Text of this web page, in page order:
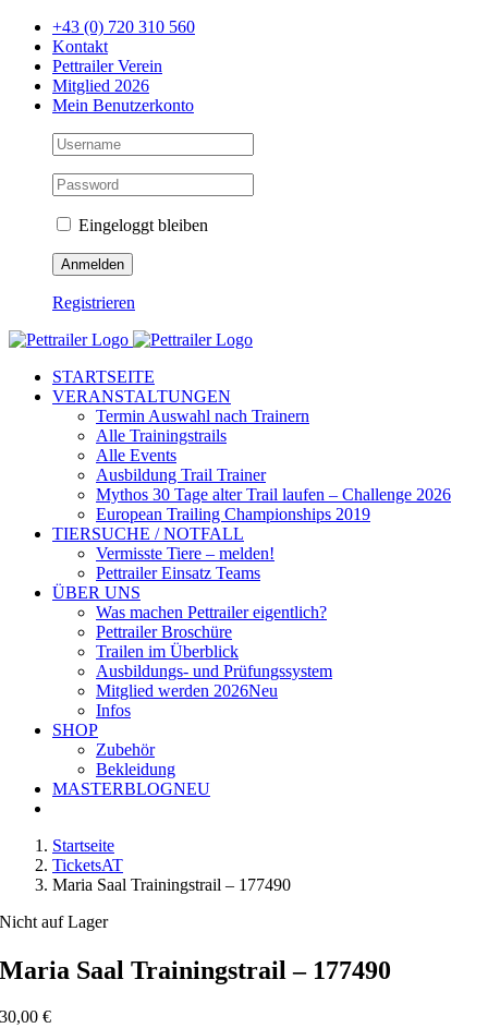
Zum
Inhalt
springen
+43 (0) 720 310 560
Kontakt
Pettrailer Verein
Mitglied 2026
Mein Benutzerkonto
Eingeloggt bleiben
Registrieren
Facebook
X
YouTube
Instagram
STARTSEITE
VERANSTALTUNGEN
Termin Auswahl nach Trainern
Alle Trainingstrails
Alle Events
Ausbildung Trail Trainer
Mythos 30 Tage alter Trail laufen – Challenge 2026
European Trailing Championships 2019
TIERSUCHE / NOTFALL
Vermisste Tiere – melden!
Pettrailer Einsatz Teams
ÜBER UNS
Was machen Pettrailer eigentlich?
Pettrailer Broschüre
Trailen im Überblick
Ausbildungs- und Prüfungssystem
Mitglied werden 2026Neu
Infos
SHOP
Zubehör
Bekleidung
MASTERBLOGNEU
Startseite
TicketsAT
Maria Saal Trainingstrail – 177490
Nicht auf Lager
Maria Saal Trainingstrail – 177490
30,00€